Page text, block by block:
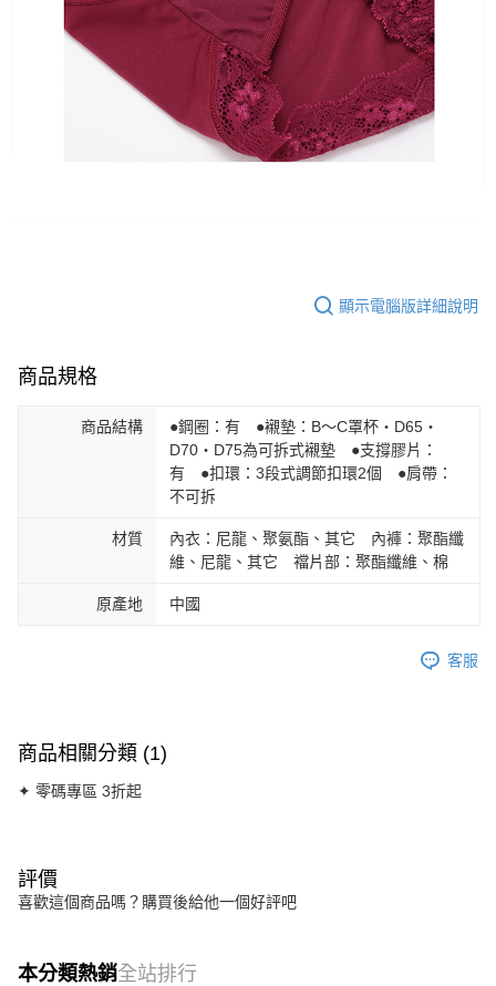
顯示電腦版詳細說明
商品規格
商品結構
●鋼圈：有 ●襯墊：B～C罩杯・D65・
D70・D75為可拆式襯墊 ●支撐膠片：
有 ●扣環：3段式調節扣環2個 ●肩帶：
不可拆
材質
內衣：尼龍、聚氨酯、其它 內褲：聚酯纖
維、尼龍、其它 襠片部：聚酯纖維、棉
原產地 中國
客服
商品相關分類 (1)
✦ 零碼專區 3折起
評價
喜歡這個商品嗎？購買後給他一個好評吧
本分類熱銷全站排行